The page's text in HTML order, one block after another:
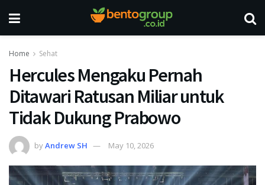
Home Sehat
Hercules Mengaku Pernah
Ditawari Ratusan Miliar untuk
Tidak Dukung Prabowo
byAndrew SH May 10, 2026